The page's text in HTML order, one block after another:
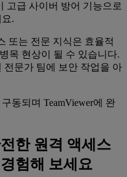
고급 사이버 방어 기능으로
.
또는 전문 지식은 효율적
목 현상이 될 수 있습니다.
전문가 팀에 보안 작업을 아
동되며 TeamViewer에 완
한 원격 액세스
험해 보세요